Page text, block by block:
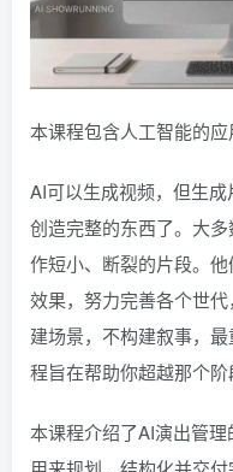
本课程包含人工智能的应
AI可以生成视频，但生
创造完整的东西了。大
作短小、断裂的片段。
效果，努力完善各个世
建场景，不构建叙事，
程旨在帮助你超越那个阶
本课程介绍了AI演出管